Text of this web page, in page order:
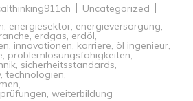
Uncategorized
, energiesektor, energieversorgung,
, erdgas, erdöl,
, innovationen, karriere, öl ingenieur,
, problemlösungsfähigkeiten,
, sicherheitsstandards,
, technologien,
,
, weiterbildung